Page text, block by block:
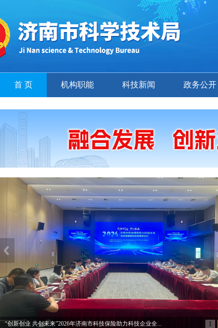
首 页 机构职能 科技新闻 政务公开
业 共创未来”2026年济南市科技保险助力科技企业全... 1